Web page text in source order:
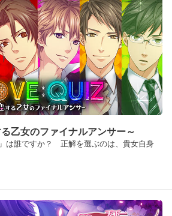
乙女のファイナルアンサー～
は誰ですか？ 正解を選ぶのは、貴女自身